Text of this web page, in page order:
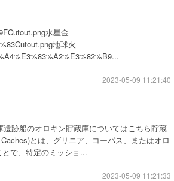
水星金
地球火
2023-05-09 11:21:40
跡船のオロキン貯蔵庫についてはこちら貯蔵
とは、グリニア、コーパス、またはオロ
で、特定のミッショ...
2023-05-09 11:21:33